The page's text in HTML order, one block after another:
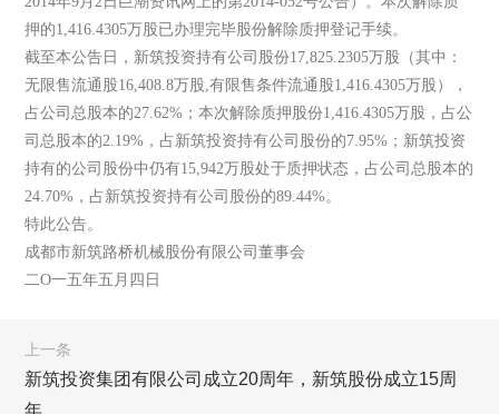
押的1,416.4305万股已办理完毕股份解除质押登记手续。
截至本公告日，新筑投资持有公司股份17,825.2305万股（其中：
无限售流通股16,408.8万股,有限售条件流通股1,416.4305万股），
占公司总股本的27.62%；本次解除质押股份1,416.4305万股，占公
司总股本的2.19%，占新筑投资持有公司股份的7.95%；新筑投资
持有的公司股份中仍有15,942万股处于质押状态，占公司总股本的
24.70%，占新筑投资持有公司股份的89.44%。
特此公告。
成都市新筑路桥机械股份有限公司董事会
二O一五年五月四日
上一条
新筑投资集团有限公司成立20周年，新筑股份成立15周
年